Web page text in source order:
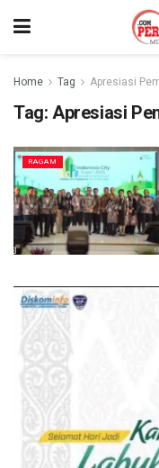
Home Tag Apresiasi
Tag: Apresiasi
RAGAM